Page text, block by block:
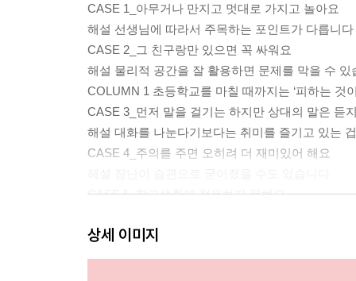
CASE 1_아무거나 만지고 멋대로 가지고 놀아요
해설 선생님에 따라서 주목하는 포인트가 다릅니다
CASE 2_그 친구랑만 있으면 꼭 싸워요
해설 물리적 공간을 잘 활용하면 문제를 막을 수 있
COLUMN 1 초등학교를 마칠 때까지는 ‘피하는 것
CASE 3_먼저 말을 걸기는 하지만 상대의 말은 듣
해설 대화를 나눈다기보다는 취미를 즐기고 있는
CASE 4_주의를 주면 오히려 더 재미있어 해요
CASE 5_학교생활에 적응하지 못해요
CASE 6_항상 같은 길로만 다니려고 해요
해설 평소와 똑같아야 안심할 수 있기 때문입니다
상세 이미지